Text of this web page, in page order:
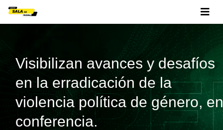
Visibilizan avances y desafíos
en la erradicación de la
violencia política de género, en
conferencia.